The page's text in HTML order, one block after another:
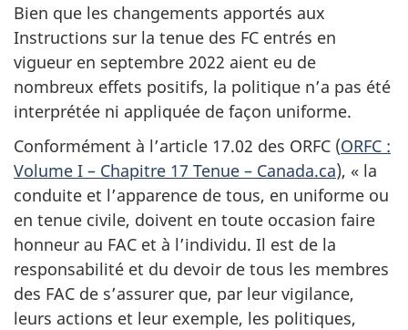
Bien que les changements apportés aux
Instructions sur la tenue des FC entrés en
vigueur en septembre 2022 aient eu de
nombreux effets positifs, la politique n’a pas été
interprétée ni appliquée de façon uniforme.
Conformément à l’article 17.02 des ORFC (ORFC :
Volume I – Chapitre 17 Tenue – Canada.ca), « la
conduite et l’apparence de tous, en uniforme ou
en tenue civile, doivent en toute occasion faire
honneur au FAC et à l’individu. Il est de la
responsabilité et du devoir de tous les membres
des FAC de s’assurer que, par leur vigilance,
leurs actions et leur exemple, les politiques,